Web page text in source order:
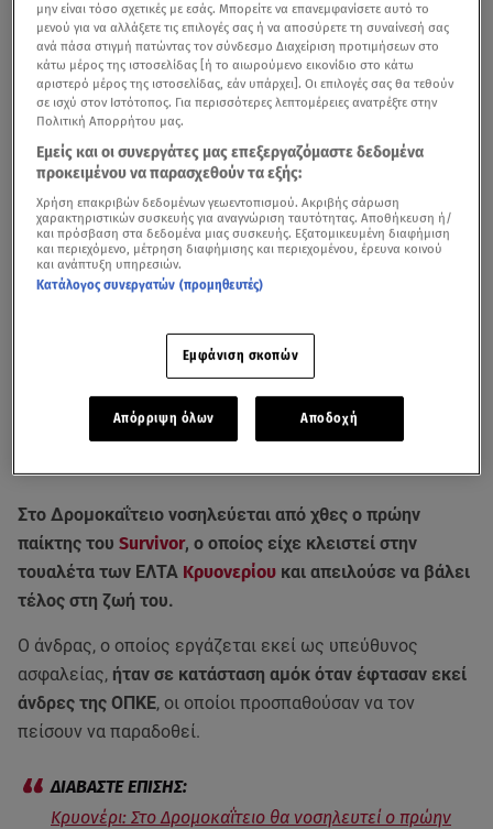
Στο Δρομοκαΐτειο νοσηλεύεται από χθες ο πρώην
παίκτης του Survivor, ο οποίος είχε κλειστεί στην
τουαλέτα των ΕΛΤΑ Κρυονερίου και απειλούσε να βάλει
τέλος στη ζωή του.
Ο άνδρας, ο οποίος εργάζεται εκεί ως υπεύθυνος
ασφαλείας, ήταν σε κατάσταση αμόκ όταν έφτασαν εκεί
άνδρες της ΟΠΚΕ, οι οποίοι προσπαθούσαν να τον
πείσουν να παραδοθεί.
Κρυονέρι: Στο Δρομοκαΐτειο θα νοσηλευτεί ο πρώην
μην είναι τόσο σχετικές με εσάς. Μπορείτε να επανεμφανίσετε αυτό το
μενού για να αλλάξετε τις επιλογές σας ή να αποσύρετε τη συναίνεσή σας
ανά πάσα στιγμή πατώντας τον σύνδεσμο Διαχείριση προτιμήσεων στο
κάτω μέρος της ιστοσελίδας [ή το αιωρούμενο εικονίδιο στο κάτω
αριστερό μέρος της ιστοσελίδας, εάν υπάρχει]. Οι επιλογές σας θα τεθούν
σε ισχύ στον Ιστότοπος. Για περισσότερες λεπτομέρειες ανατρέξτε στην
Πολιτική Απορρήτου μας.
Εμείς και οι συνεργάτες μας επεξεργαζόμαστε δεδομένα
προκειμένου να παρασχεθούν τα εξής:
Χρήση επακριβών δεδομένων γεωεντοπισμού. Ακριβής σάρωση
χαρακτηριστικών συσκευής για αναγνώριση ταυτότητας. Αποθήκευση ή/
και πρόσβαση στα δεδομένα μιας συσκευής. Εξατομικευμένη διαφήμιση
και περιεχόμενο, μέτρηση διαφήμισης και περιεχομένου, έρευνα κοινού
και ανάπτυξη υπηρεσιών.
Κατάλογος συνεργατών (προμηθευτές)
Εμφάνιση σκοπών
Απόρριψη όλων Αποδοχή